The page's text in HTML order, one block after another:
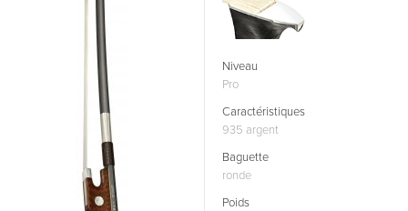
Niveau
Pro
Caractéristiques
935 argent
Baguette
ronde
Poids